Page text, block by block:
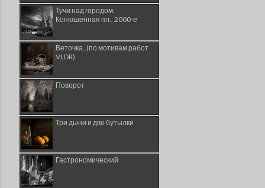
Тучи над городом.
Конюшенная пл., 2000-е
Веточка..(по мотивам работ
VLDR)
Поворот
Три дыни и две бутылки
Гастрономический